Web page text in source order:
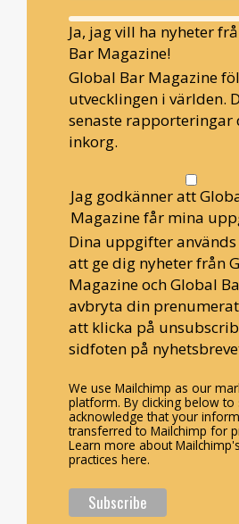
Ja, jag vill ha nyheter
Bar Magazine!
Global Bar Magazine
utvecklingen i världen.
senaste rapporteringar
inkorg.
Jag godkänner att
Magazine får mina
Dina uppgifter
att ge dig nyheter från
Magazine och Global
avbryta din
att klicka på
sidfoten på
We use Mailchimp as our
platform. By clicking below to
acknowledge that your
transferred to Mailchimp for
Learn more about
practices here.